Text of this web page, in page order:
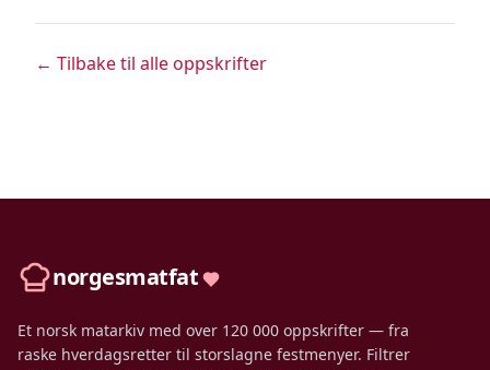
← Tilbake til alle oppskrifter
norgesmatfat
Et norsk matarkiv med over 120 000 oppskrifter — fra
raske hverdagsretter til storslagne festmenyer. Filtrer